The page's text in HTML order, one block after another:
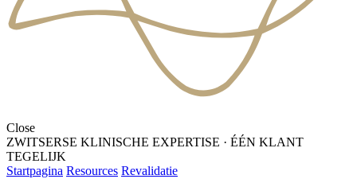
Close
ZWITSERSE KLINISCHE EXPERTISE · ÉÉN KLANT
TEGELIJK
Startpagina Resources Revalidatie